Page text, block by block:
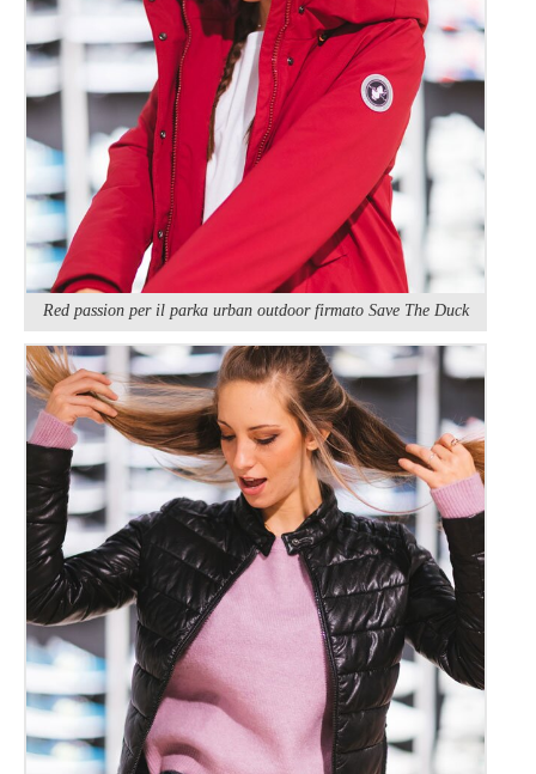
Red passion per il parka urban outdoor firmato Save The Duck